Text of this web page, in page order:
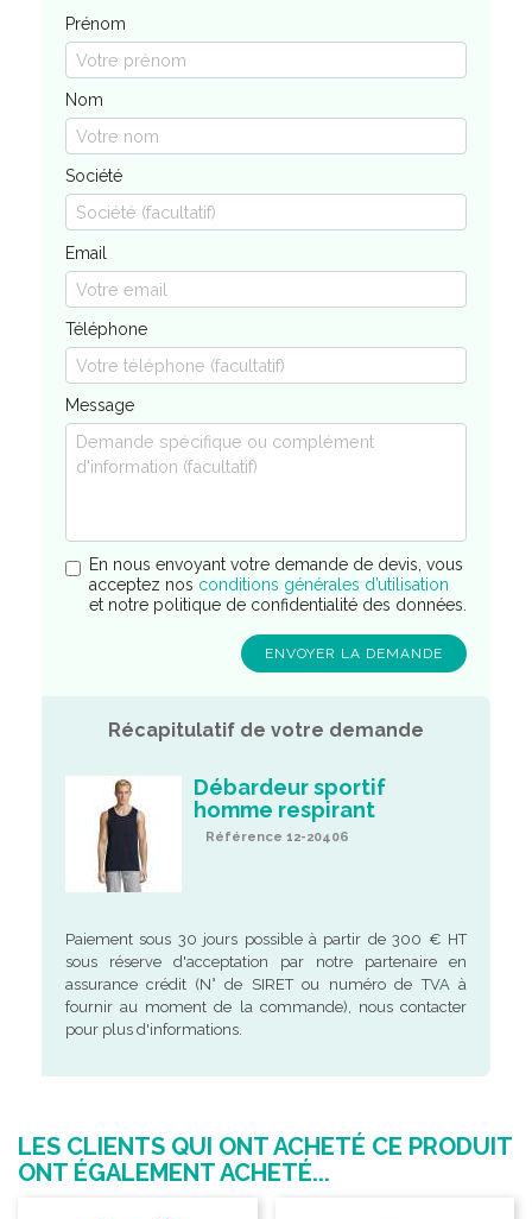
Prénom
Nom
Société
Email
Téléphone
Message
En nous envoyant votre demande de devis, vous
acceptez nos conditions générales d’utilisation
et notre politique de confidentialité des données.
Récapitulatif de votre demande
Débardeur sportif
homme respirant
Référence 12-20406
Paiement sous 30 jours possible à partir de 300 € HT
sous réserve d'acceptation par notre partenaire en
assurance crédit (N° de SIRET ou numéro de TVA à
fournir au moment de la commande), nous contacter
pour plus d'informations.
LES CLIENTS QUI ONT ACHETÉ CE PRODUIT
ONT ÉGALEMENT ACHETÉ...